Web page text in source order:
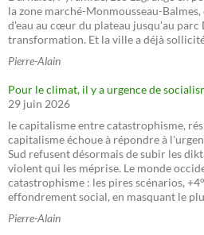
la zone marché-Monmousseau-
d'eau au cœur du plateau jusqu'au
transformation. Et la ville a déjà
Pierre-Alain
Pour le climat, il y a urgence de
29 juin 2026
le capitalisme entre catastrophisme,
capitalisme échoue à répondre à
Sud refusent désormais de subir les
violent qui les méprise. Le monde
catastrophisme : les pires scénarios,
effondrement social, en masquant le
Pierre-Alain